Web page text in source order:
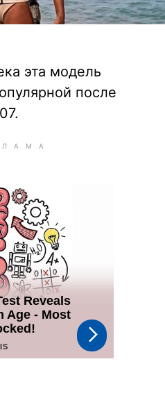
эта модель
после